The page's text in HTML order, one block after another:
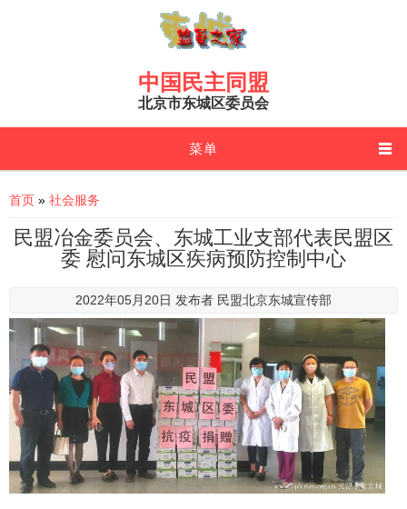
中国民主同盟
北京市东城区委员会
菜单
You are here
首页 » 社会服务
民盟冶金委员会、东城工业支部代表民盟区
委 慰问东城区疾病预防控制中心
2022年05月20日 发布者 民盟北京东城宣传部